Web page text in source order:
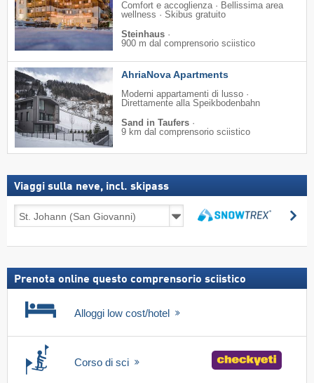
Comfort e accoglienza · Bellissima area
wellness · Skibus gratuito
Steinhaus ·
900 m dal comprensorio sciistico
AhriaNova Apartments
Moderni appartamenti di lusso ·
Direttamente alla Speikbodenbahn
Sand in Taufers ·
9 km dal comprensorio sciistico
Viaggi sulla neve, incl. skipass
sulla
incl.
Prenota online questo comprensorio sciistico
Alloggi low cost/hotel
Corso di sci